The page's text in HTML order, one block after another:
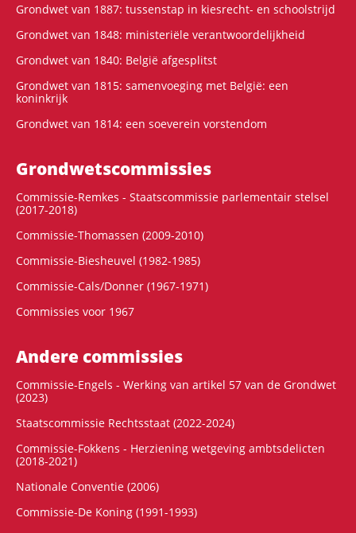
Grondwet van 1887: tussenstap in kiesrecht- en schoolstrijd
Grondwet van 1848: ministeriële verantwoordelijkheid
Grondwet van 1840: België afgesplitst
Grondwet van 1815: samenvoeging met België: een
koninkrijk
Grondwet van 1814: een soeverein vorstendom
Grondwets­commissies
Commissie-Remkes - Staatscommissie parlementair stelsel
(2017-2018)
Commissie-Thomassen (2009-2010)
Commissie-Biesheuvel (1982-1985)
Commissie-Cals/Donner (1967-1971)
Commissies voor 1967
Andere commissies
Commissie-Engels - Werking van artikel 57 van de Grondwet
(2023)
Staatscommissie Rechtsstaat (2022-2024)
Commissie-Fokkens - Herziening wetgeving ambtsdelicten
(2018-2021)
Nationale Conventie (2006)
Commissie-De Koning (1991-1993)